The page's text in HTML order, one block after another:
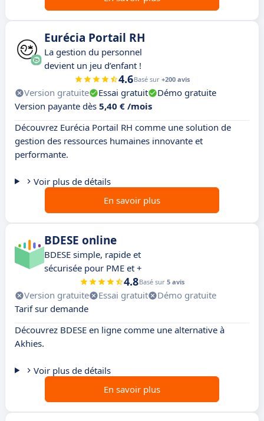
Eurécia Portail RH
La gestion du personnel
devient un jeu d’enfant !
4.6Basé sur +200 avis
Version gratuite Essai gratuit
Démo gratuite
Version payante dès 5,40 € /mois
Découvrez Eurécia Portail RH comme une solution de
gestion des ressources humaines innovante et
performante.
Voir plus de détails
En savoir plus
BDESE online
BDESE simple, rapide et
sécurisée pour PME et +
4.8Basé sur 5 avis
Version gratuite Essai gratuit
Démo gratuite
Tarif sur demande
Découvrez BDESE en ligne comme une alternative à
Akhies.
Voir plus de détails
En savoir plus